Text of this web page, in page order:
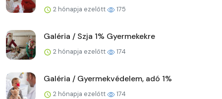
2 hónapja ezelőtt 175
Galéria / Szja 1% Gyermekekre
2 hónapja ezelőtt 174
Galéria / Gyermekvédelem, adó 1%
2 hónapja ezelőtt 174